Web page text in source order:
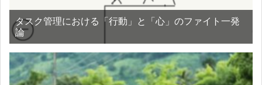
タスク管理における「行動」と「心」のファイト一発
論